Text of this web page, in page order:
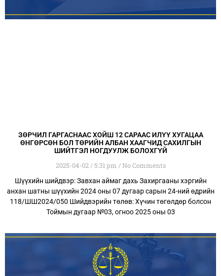
ЗӨРЧИЛ ГАРГАСНААС ХОЙШ 12 САРААС ИЛҮҮ ХУГАЦАА
ӨНГӨРСӨН БОЛ ТӨРИЙН АЛБАН ХААГЧИД САХИЛГЫН
ШИЙТГЭЛ НОГДУУЛЖ БОЛОХГҮЙ
2025-04-02 5:31 pm No Comments
Шүүхийн шийдвэр: Завхан аймаг дахь Захиргааны хэргийн
анхан шатны шүүхийн 2024 оны 07 дугаар сарын 24-ний өдрийн
118/ШШ2024/050 Шийдвэрийн төлөв: Хүчин төгөлдөр болсон
Тоймын дугаар №03, огноо 2025 оны 03